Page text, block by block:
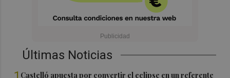
Últimas Noticias
Castelló apuesta por convertir el eclipse en un referente